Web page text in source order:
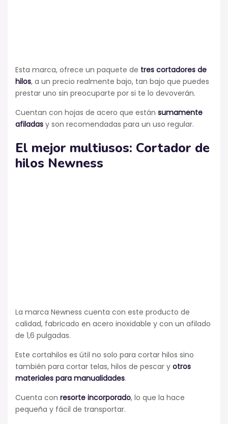
Esta marca, ofrece un paquete de tres cortadores de
hilos, a un precio realmente bajo, tan bajo que puedes
prestar uno sin preocuparte por si te lo devoverán.
Cuentan con hojas de acero que están sumamente
afiladas y son recomendadas para un uso regular.
El mejor multiusos: Cortador de
hilos Newness
La marca Newness cuenta con este producto de
calidad, fabricado en acero inoxidable y con un afilado
de 1,6 pulgadas.
Este cortahilos es útil no solo para cortar hilos sino
también para cortar telas, hilos de pescar y otros
materiales para manualidades.
Cuenta con resorte incorporado, lo que la hace
pequeña y fácil de transportar.